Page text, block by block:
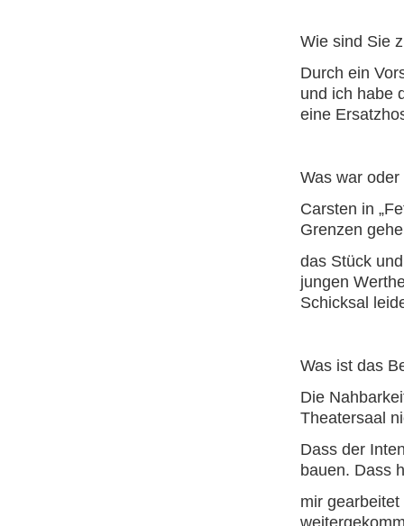
Wie sind Sie
Durch ein
und ich habe
eine
Was war
Carsten in
Grenzen
das Stück
jungen
Schicksal
Was ist das
Die
Theatersaal
Dass der
bauen. Dass
mir